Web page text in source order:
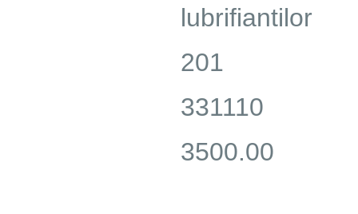
lubrifiantilor
201
331110
3500.00